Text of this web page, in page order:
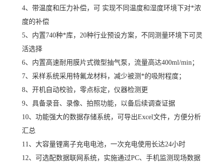
4、带温度和压力补偿，可 实现不同温度和湿度环境下对*浓
度的补偿
5、内置740种*库，20种行业预设方案，不同测量环境下可灵
活选择
6、内置高速耐用膜片式微型抽气泵，流量高达400ml/min；
7、采样系统采用特氟龙材料，减少被测*的吸附程度；
8、开机自动校验，零点标定，仪器检测更
9、具备录音、录像、拍照功能，以备后续调查证据
10、功能强大的数据存储系统，可导出Excel文件，方便分析
汇总
11、大容量锂离子充电电池，一次充电使用长达24小时
12、可选配数据联网系统，实施通过PC、手机监测现场数据